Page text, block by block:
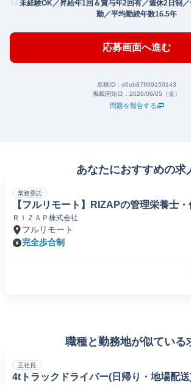
未経験OK／昇給年1回＆賞与年2回有／週休2日制
勤／平均勤続年数16.5年
応募画面へ進む
原稿ID： d6eb87ff99150143
掲載開始日： 2026/06/05（金）
問題を報告する
あなたにおすすめの求
業務委託
【フルリモート】RIZAPの管理栄養士
ＲＩＺＡＰ株式会社
フルリモート
完全歩合制
職種と勤務地が似ている
正社員
4tトラックドライバー(日帰り・地場配